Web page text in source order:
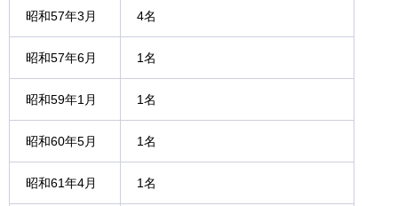
昭和57年3月 4名
昭和57年6月 1名
昭和59年1月 1名
昭和60年5月 1名
昭和61年4月 1名